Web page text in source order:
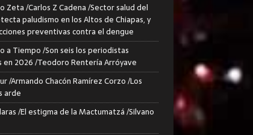
Zeta /Carlos Z Cadena /Sector salud del
paludismo en los Altos de Chiapas, y
preventivas contra el dengue
a Tiempo /Son seis los periodistas
en 2026 /Teodoro Rentería Arróyave
/Armando Chacón Ramírez Corzo /Los
arde
/El estigma de la Mactumatzá /Silvano